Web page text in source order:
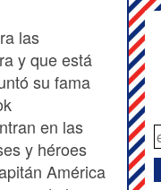
las
y que está
su fama
en las
y héroes
América